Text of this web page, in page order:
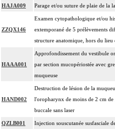
HAJA009 Parage et/ou suture de plaie de la
ZZQX146
Examen cytopathologique et/ou
extemporané de 5 prélèvements
structure anatomique, hors du lieu
HAAA001
Approfondissement du vestibule
par section mucopériostée avec
muqueuse
HAND002
Destruction de lésion de la
l'oropharynx de moins de 2 cm
buccale sans laser
QZLB001 Injection souscutanée susfasciale